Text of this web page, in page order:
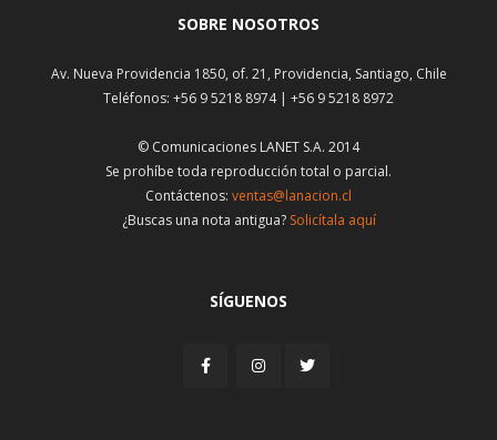
SOBRE NOSOTROS
Av. Nueva Providencia 1850, of. 21, Providencia, Santiago, Chile
Teléfonos: +56 9 5218 8974 | +56 9 5218 8972
© Comunicaciones LANET S.A. 2014
Se prohíbe toda reproducción total o parcial.
Contáctenos: ventas@lanacion.cl
¿Buscas una nota antigua? Solicítala aquí
SÍGUENOS